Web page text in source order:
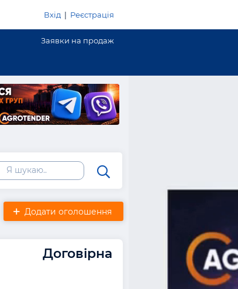
Вхід | Реєстрація
Заявки на продаж
Додати оголошення
Договірна